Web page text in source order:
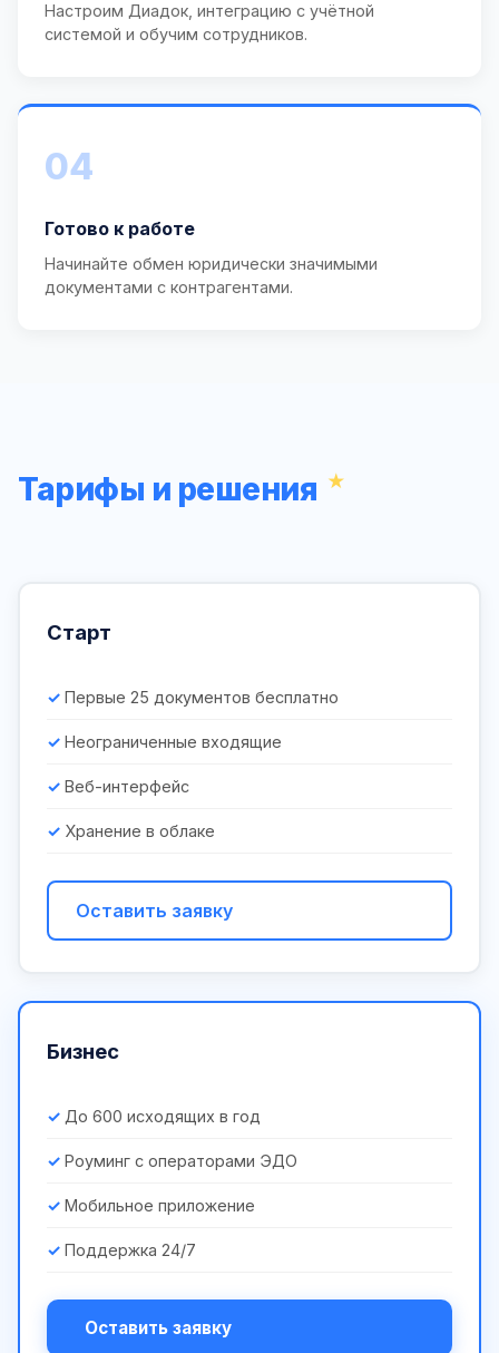
Настроим Диадок, интеграцию с учётной
системой и обучим сотрудников.
04
Готово к работе
Начинайте обмен юридически значимыми
документами с контрагентами.
Тарифы и решения
Старт
Первые 25 документов бесплатно
Неограниченные входящие
Веб-интерфейс
Хранение в облаке
Оставить заявку
Бизнес
До 600 исходящих в год
Роуминг с операторами ЭДО
Мобильное приложение
Поддержка 24/7
Оставить заявку